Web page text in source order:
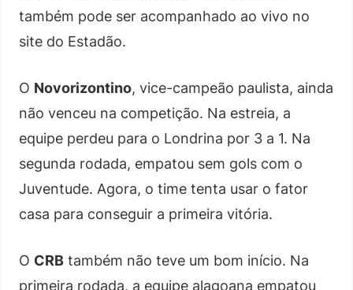
também pode ser acompanhado ao vivo no
site do Estadão.
O Novorizontino, vice-campeão paulista, ainda
não venceu na competição. Na estreia, a
equipe perdeu para o Londrina por 3 a 1. Na
segunda rodada, empatou sem gols com o
Juventude. Agora, o time tenta usar o fator
casa para conseguir a primeira vitória.
O CRB também não teve um bom início. Na
primeira rodada, a equipe alagoana empatou